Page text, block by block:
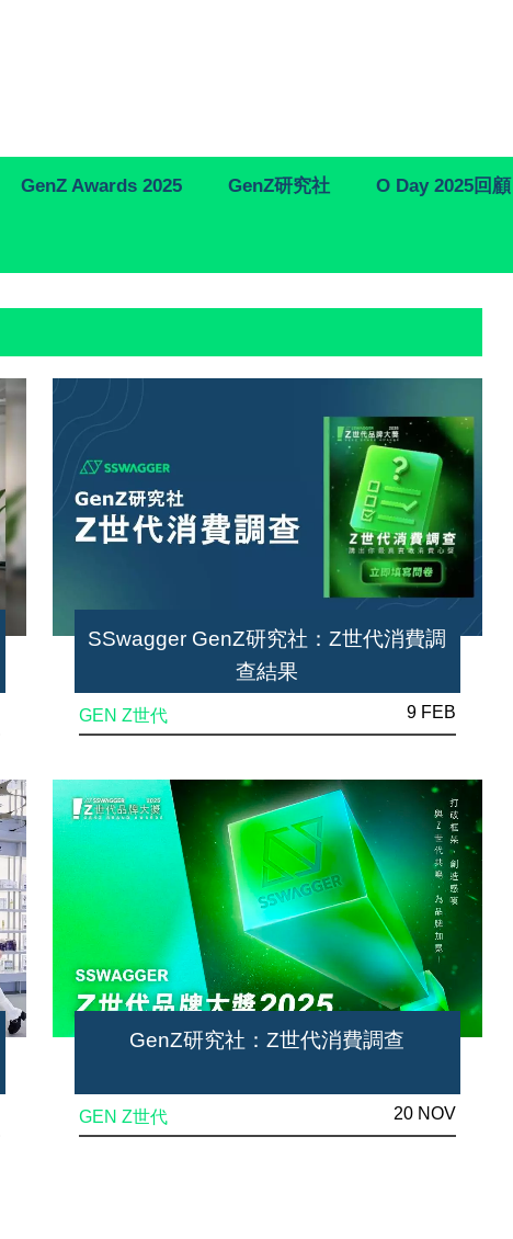
GenZ Awards 2025 GenZ研究社 O Day 2025回顧
SSwagger GenZ研究社：Z世代消費調
查結果
GEN Z世代 9 FEB
GenZ研究社：Z世代消費調查
GEN Z世代 20 NOV